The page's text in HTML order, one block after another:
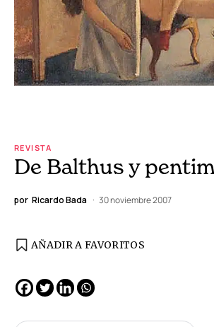
REVISTA
De Balthus y
por Ricardo Bada 30 noviembre 2007
AÑADIR A FAVORITOS